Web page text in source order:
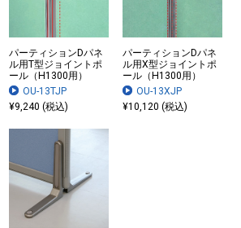
パーティションDパネ
ル用T型ジョイントポ
ール（H1300用）
OU-13TJP
¥9,240 (税込)
パーティションDパネ
ル用X型ジョイントポ
ール（H1300用）
OU-13XJP
¥10,120 (税込)